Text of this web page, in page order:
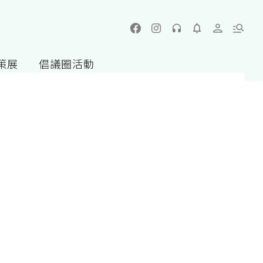
展 倡議圈活動